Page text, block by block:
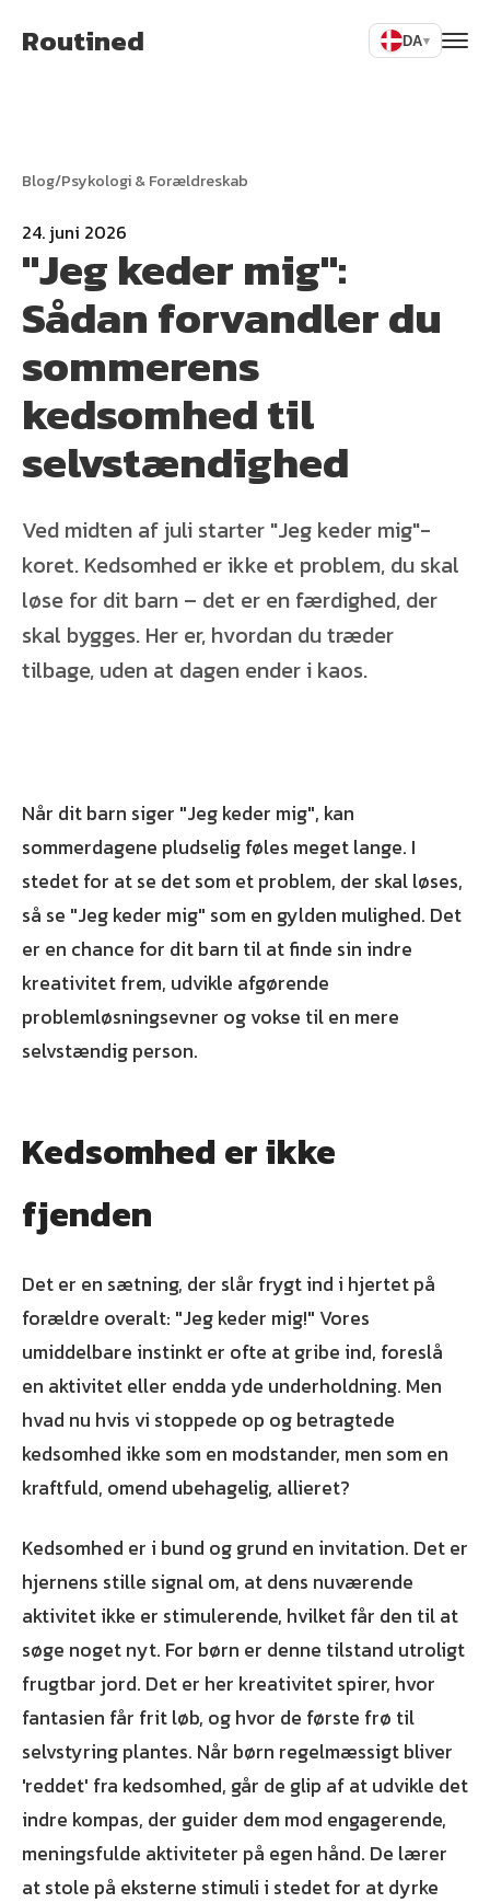
Routined DA▾
Blog/Psykologi & Forældreskab
24. juni 2026
"Jeg keder mig":
Sådan forvandler du
sommerens
kedsomhed til
selvstændighed
Ved midten af juli starter "Jeg keder mig"-
koret. Kedsomhed er ikke et problem, du skal
løse for dit barn – det er en færdighed, der
skal bygges. Her er, hvordan du træder
tilbage, uden at dagen ender i kaos.
Når dit barn siger "Jeg keder mig", kan
sommerdagene pludselig føles meget lange. I
stedet for at se det som et problem, der skal løses,
så se "Jeg keder mig" som en gylden mulighed. Det
er en chance for dit barn til at finde sin indre
kreativitet frem, udvikle afgørende
problemløsningsevner og vokse til en mere
selvstændig person.
Kedsomhed er ikke
fjenden
Det er en sætning, der slår frygt ind i hjertet på
forældre overalt: "Jeg keder mig!" Vores
umiddelbare instinkt er ofte at gribe ind, foreslå
en aktivitet eller endda yde underholdning. Men
hvad nu hvis vi stoppede op og betragtede
kedsomhed ikke som en modstander, men som en
kraftfuld, omend ubehagelig, allieret?
Kedsomhed er i bund og grund en invitation. Det er
hjernens stille signal om, at dens nuværende
aktivitet ikke er stimulerende, hvilket får den til at
søge noget nyt. For børn er denne tilstand utroligt
frugtbar jord. Det er her kreativitet spirer, hvor
fantasien får frit løb, og hvor de første frø til
selvstyring plantes. Når børn regelmæssigt bliver
'reddet' fra kedsomhed, går de glip af at udvikle det
indre kompas, der guider dem mod engagerende,
meningsfulde aktiviteter på egen hånd. De lærer
at stole på eksterne stimuli i stedet for at dyrke